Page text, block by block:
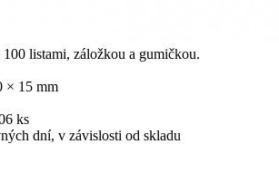
listami, záložkou a gumičkou.
× 15 mm
ks
dní, v závislosti od skladu